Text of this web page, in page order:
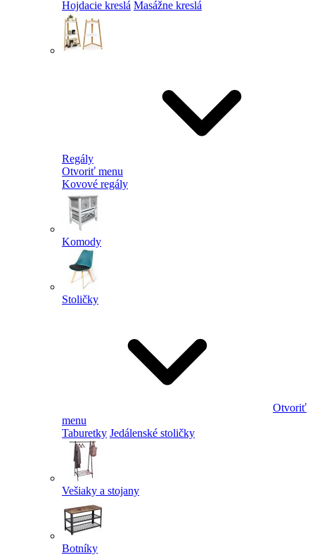
Hojdacie kreslá Masážne kreslá
Regály
Otvoriť menu
Kovové regály
Komody
Stoličky
Otvoriť
menu
Taburetky Jedálenské stoličky
Vešiaky a stojany
Botníky